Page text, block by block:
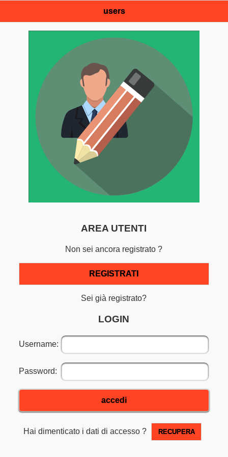
users
AREA UTENTI
Non sei ancora registrato ?
REGISTRATI
Sei già registrato?
LOGIN
Username:
Password:
accedi
Hai dimenticato i dati di accesso ? RECUPERA